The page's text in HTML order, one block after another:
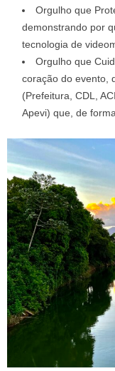
Orgulho que
demonstrando por
tecnologia de
Orgulho que
coração do evento,
(Prefeitura, CDL,
Apevi) que, de